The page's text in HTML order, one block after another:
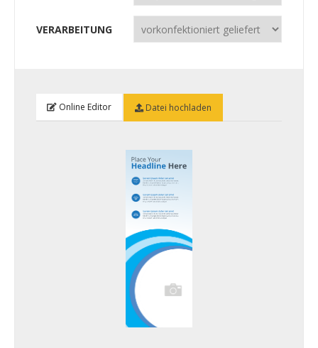
VERARBEITUNG
Online Editor Datei hochladen